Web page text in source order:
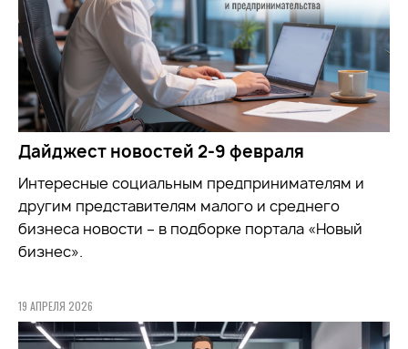
Дайджест новостей 2-9 февраля
Интересные социальным предпринимателям и
другим представителям малого и среднего
бизнеса новости – в подборке портала «Новый
бизнес».
19 АПРЕЛЯ 2026